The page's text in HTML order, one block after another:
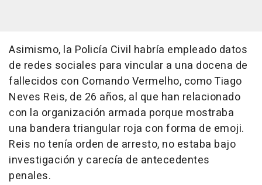
Asimismo, la Policía Civil habría empleado datos
de redes sociales para vincular a una docena de
fallecidos con Comando Vermelho, como Tiago
Neves Reis, de 26 años, al que han relacionado
con la organización armada porque mostraba
una bandera triangular roja con forma de emoji.
Reis no tenía orden de arresto, no estaba bajo
investigación y carecía de antecedentes
penales.